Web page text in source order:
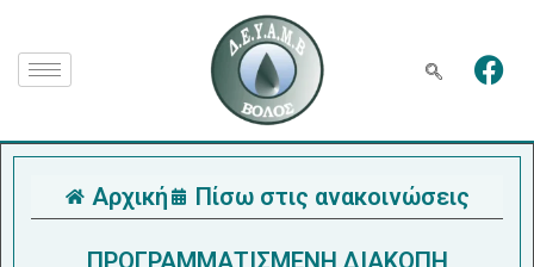
Αρχική Πίσω στις ανακοινώσεις
ΠΡΟΓΡΑΜΜΑΤΙΣΜΕΝΗ ΔΙΑΚΟΠΗ